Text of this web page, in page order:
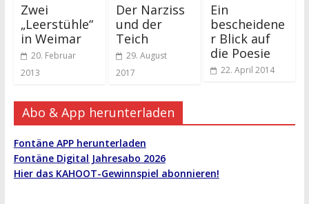
Zwei
„Leerstühle“
in Weimar
20. Februar
2013
Der Narziss
und der
Teich
29. August
2017
Ein
bescheidene
r Blick auf
die Poesie
22. April 2014
Abo & App herunterladen
Fontäne APP herunterladen
Fontäne Digital Jahresabo 2026
Hier das KAHOOT-Gewinnspiel abonnieren!